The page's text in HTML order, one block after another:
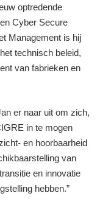
optredende
Cyber Secure
Management is hij
technisch beleid,
van fabrieken en
er naar uit om zich,
in te mogen
en hoorbaarheid
van
en innovatie
hebben.”